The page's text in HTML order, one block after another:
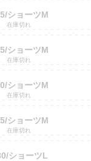
ショーツM
在庫切れ
ショーツM
在庫切れ
ショーツM
在庫切れ
ショーツM
在庫切れ
ショーツL